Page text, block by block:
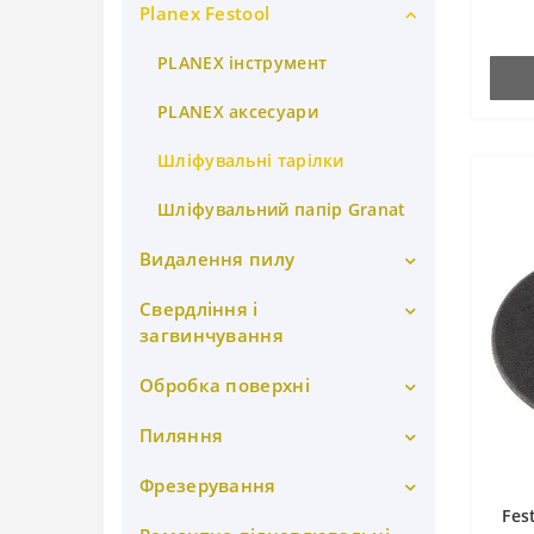
Domino Фрезери
Domino аксесуари
Planex Festool
PLANEX інструмент
PLANEX аксесуари
Шліфувальні тарілки
Шліфувальний папір Granat
Видалення пилу
Сепаратори для великих
фракцій
Пиловидаляючі апарати
Мішки-пилозбірники
Шланги Festool
Свердління і
загвинчування
Дрилі
Перфоратори
Шуруповерти
Обробка поверхні
Кромкооблицювальна
Пиляння
Акумуляторний різак
Фрезерування